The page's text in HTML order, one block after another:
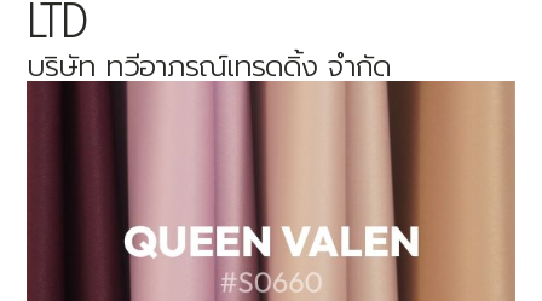
LTD
บริษัท ทวีอาภรณ์เทรดดิ้ง จำกัด